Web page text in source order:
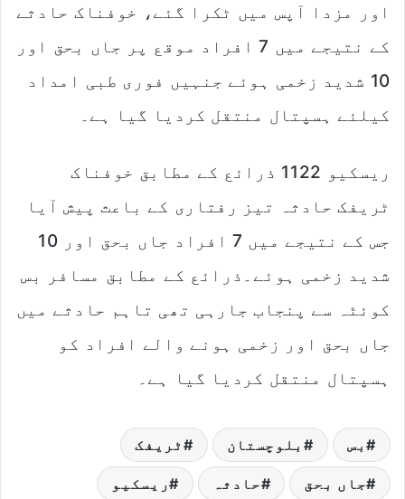
اور مزدا آپس میں ٹکرا گئے، خوفناک حادثے
کے نتیجے میں 7 افراد موقع پر جاں بحق اور
10 شدید زخمی ہوئے جنہیں فوری طبی امداد
کیلئے ہسپتال منتقل کردیا گیا ہے۔
ریسکیو 1122 ذرائع کے مطابق خوفناک
ٹریفک حادثہ تیز رفتاری کے باعث پیش آیا
جس کے نتیجے میں 7 افراد جاں بحق اور 10
شدید زخمی ہوئے۔ذرائع کے مطابق مسافر بس
کوئٹہ سے پنجاب جارہی تھی تاہم حادثے میں
جاں بحق اور زخمی ہونے والے افراد کو
ہسپتال منتقل کردیا گیا ہے۔
بس بلوچستان ٹریفک
جاں بحق حادثہ ریسکیو